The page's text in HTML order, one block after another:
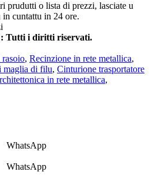
prudutti o lista di prezzi, lasciate u
in cuntattu in 24 ore.
Tutti i diritti riservati.
, Recinzione in rete metallica,
maglia di filu, Cinturione trasportatore
in rete metallica,
WhatsApp
WhatsApp